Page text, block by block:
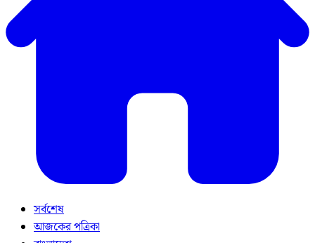
সর্বশেষ
আজকের পত্রিকা